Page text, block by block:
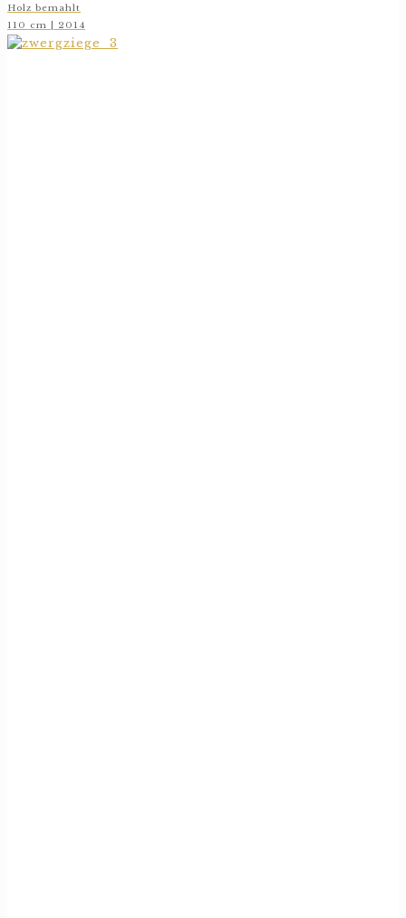
Holz bemahlt
110 cm | 2014